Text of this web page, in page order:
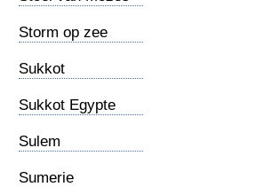
Storm op zee
Sukkot
Sukkot Egypte
Sulem
Sumerie